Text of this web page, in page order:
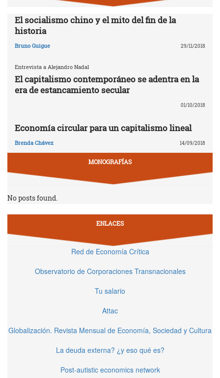
El socialismo chino y el mito del fin de la
historia
Bruno Guigue 29/11/2018
Entrevista a Alejandro Nadal
El capitalismo contemporáneo se adentra en la
era de estancamiento secular
01/10/2018
Economía circular para un capitalismo lineal
Brenda Chávez 14/09/2018
MONOGRAFÍAS
No posts found.
ENLACES
Red de Economía Crítica
Observatorio de Corporaciones Transnacionales
Tu salario
Attac
Globalización. Revista Mensual de Economía, Sociedad y Cultura
La deuda externa? ¿y eso qué es?
Post-autistic economics network